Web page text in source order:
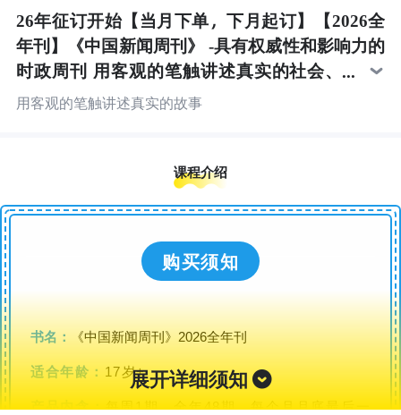
26年征订开始【当月下单，下月起订】【2026全
年刊】《中国新闻周刊》 -具有权威性和影响力的
时政周刊 用客观的笔触讲述真实的社会、
人文及时事 帮助我们了解当下、洞悉未来
用客观的笔触讲述真实的故事
课程介绍
购买须知
书名： 《中国新闻周刊》2026全年刊
适合年龄： 17岁+
产品内含：每周1期，全年48期。每个月月底最后一
展开详细须知